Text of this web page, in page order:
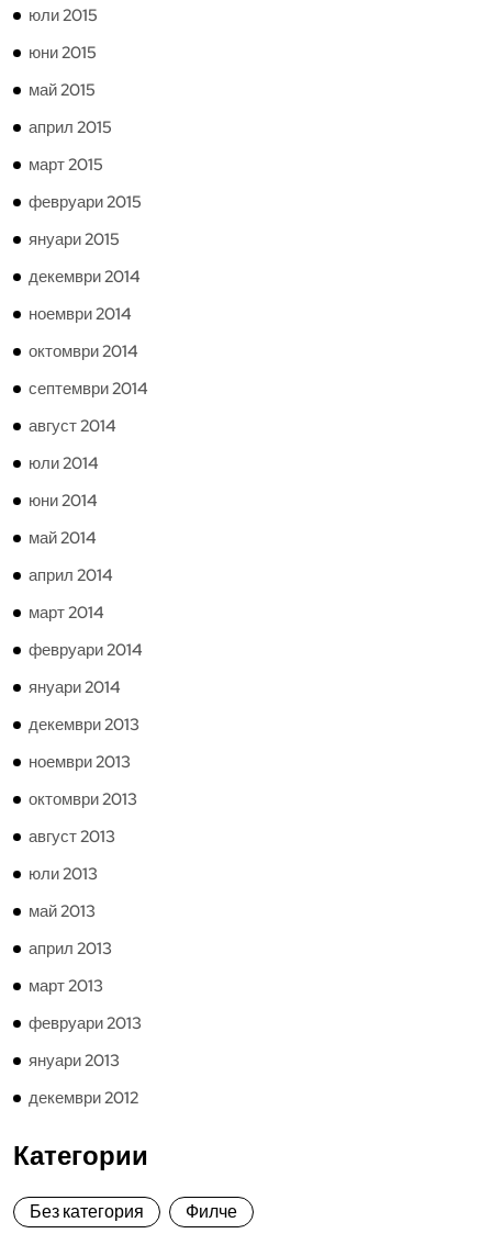
юли 2015
юни 2015
май 2015
април 2015
март 2015
февруари 2015
януари 2015
декември 2014
ноември 2014
октомври 2014
септември 2014
август 2014
юли 2014
юни 2014
май 2014
април 2014
март 2014
февруари 2014
януари 2014
декември 2013
ноември 2013
октомври 2013
август 2013
юли 2013
май 2013
април 2013
март 2013
февруари 2013
януари 2013
декември 2012
Категории
Без категория Филче